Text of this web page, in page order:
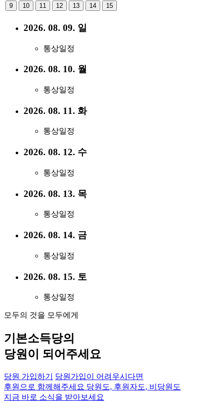
9 10 11 12 13 14 15
2026. 08. 09. 일
통상일정
2026. 08. 10. 월
통상일정
2026. 08. 11. 화
통상일정
2026. 08. 12. 수
통상일정
2026. 08. 13. 목
통상일정
2026. 08. 14. 금
통상일정
2026. 08. 15. 토
통상일정
모두의 것을 모두에게
기본소득당의
당원이 되어주세요
당원 가입하기
당원가입이 어려우시다면
후원으로 함께해주세요 당원도, 후원자도, 비당원도
지금 바로 소식을 받아보세요